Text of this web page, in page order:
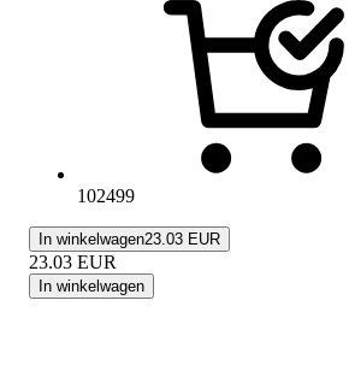
102499
In winkelwagen23.03 EUR
23.03 EUR
In winkelwagen